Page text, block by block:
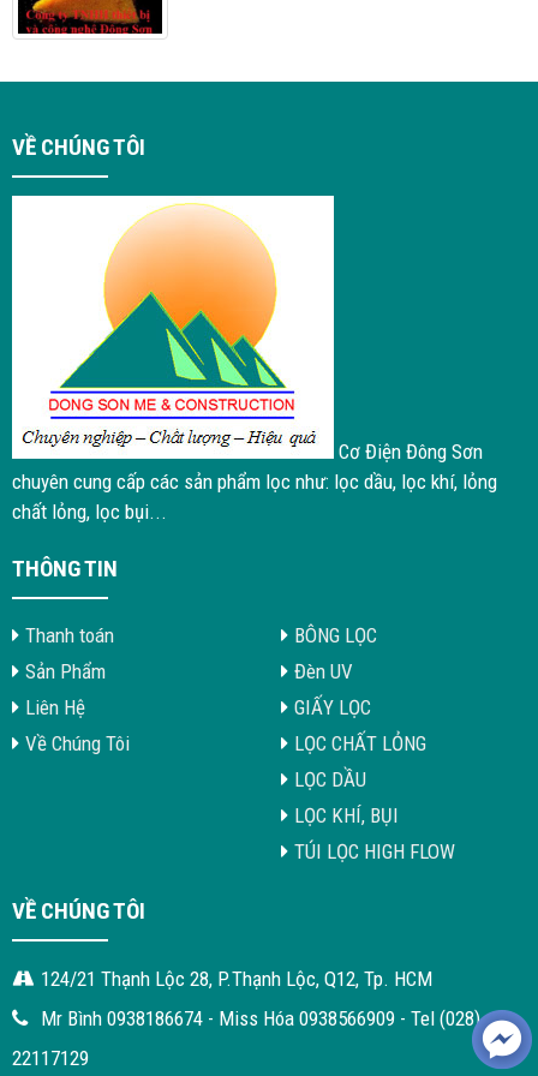
VỀ CHÚNG TÔI
Cơ Điện Đông Sơn
chuyên cung cấp các sản phẩm lọc như: lọc dầu, lọc khí, lỏng
chất lỏng, lọc bụi...
THÔNG TIN
Thanh toán
Sản Phẩm
Liên Hệ
Về Chúng Tôi
BÔNG LỌC
Đèn UV
GIẤY LỌC
LỌC CHẤT LỎNG
LỌC DẦU
LỌC KHÍ, BỤI
TÚI LỌC HIGH FLOW
VỀ CHÚNG TÔI
124/21 Thạnh Lộc 28, P.Thạnh Lộc, Q12, Tp. HCM
Mr Bình 0938186674 - Miss Hóa 0938566909 - Tel (028)
22117129